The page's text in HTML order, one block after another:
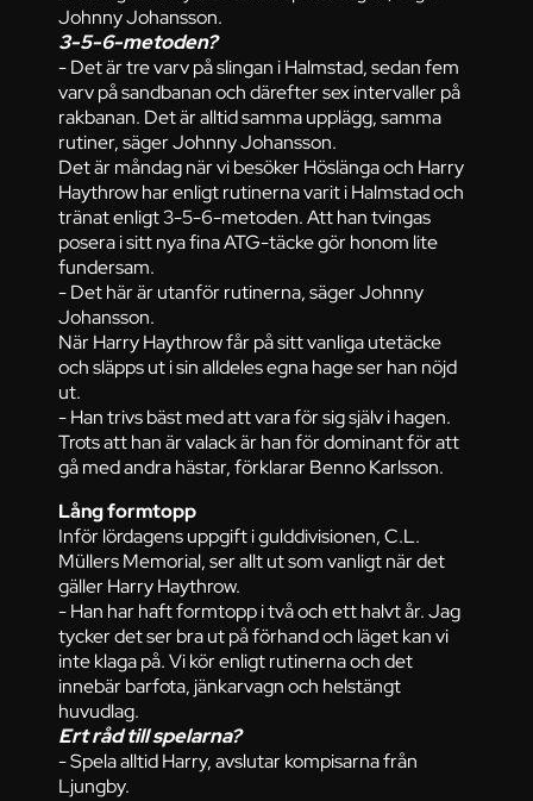
Johnny Johansson.
3-5-6-metoden?
- Det är tre varv på slingan i Halmstad, sedan fem
varv på sandbanan och därefter sex intervaller på
rakbanan. Det är alltid samma upplägg, samma
rutiner, säger Johnny Johansson.
Det är måndag när vi besöker Höslänga och Harry
Haythrow har enligt rutinerna varit i Halmstad och
tränat enligt 3-5-6-metoden. Att han tvingas
posera i sitt nya fina ATG-täcke gör honom lite
fundersam.
- Det här är utanför rutinerna, säger Johnny
Johansson.
När Harry Haythrow får på sitt vanliga utetäcke
och släpps ut i sin alldeles egna hage ser han nöjd
ut.
- Han trivs bäst med att vara för sig själv i hagen.
Trots att han är valack är han för dominant för att
gå med andra hästar, förklarar Benno Karlsson.
Lång formtopp
Inför lördagens uppgift i gulddivisionen, C.L.
Müllers Memorial, ser allt ut som vanligt när det
gäller Harry Haythrow.
- Han har haft formtopp i två och ett halvt år. Jag
tycker det ser bra ut på förhand och läget kan vi
inte klaga på. Vi kör enligt rutinerna och det
innebär barfota, jänkarvagn och helstängt
huvudlag.
Ert råd till spelarna?
- Spela alltid Harry, avslutar kompisarna från
Ljungby.